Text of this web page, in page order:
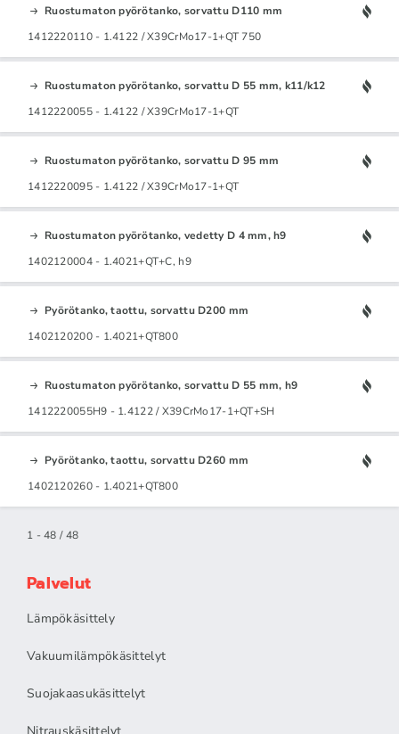
Ruostumaton pyörötanko, sorvattu D110 mm
1412220110 - 1.4122 / X39CrMo17-1+QT 750
Ruostumaton pyörötanko, sorvattu D 55 mm, k11/k12
1412220055 - 1.4122 / X39CrMo17-1+QT
Ruostumaton pyörötanko, sorvattu D 95 mm
1412220095 - 1.4122 / X39CrMo17-1+QT
Ruostumaton pyörötanko, vedetty D 4 mm, h9
1402120004 - 1.4021+QT+C, h9
Pyörötanko, taottu, sorvattu D200 mm
1402120200 - 1.4021+QT800
Ruostumaton pyörötanko, sorvattu D 55 mm, h9
1412220055H9 - 1.4122 / X39CrMo17-1+QT+SH
Pyörötanko, taottu, sorvattu D260 mm
1402120260 - 1.4021+QT800
1 - 48 / 48
Palvelut
Lämpökäsittely
Vakuumilämpökäsittelyt
Suojakaasukäsittelyt